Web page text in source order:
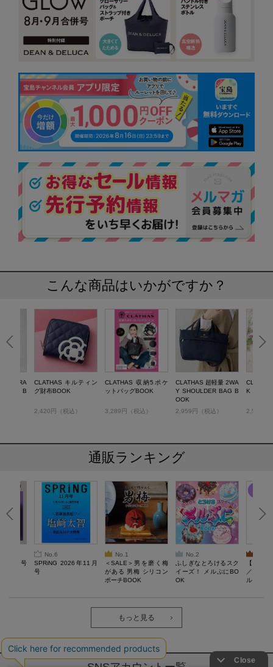
こんな商品はいかがですか？
BAG B
CLATHAS キルティン
グ財布BOOK
2,420円（税込）
CLATHAS 収納5ポケ
ットバッグBOOK
3,289円（税込）
CLATHAS 超軽量 2WA
Y SHOULDER BAG B
OOK
2,959円（税込）
K
2,530円
通販ランキング
10月号
No.6
SPRiNG 2026年11月
号
No.1
＜SALE＞男を磨く梅
がある 男梅 シリコン
ポーチBOOK
No.2
ふしぎなとろけるスク
イーズ！ メルぷにBO
OK
【
／Lサ
ル）【
労回復ウ
もっと見る